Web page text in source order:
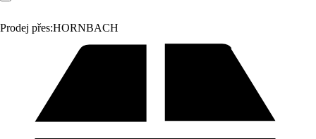
Prodej přes:HORNBACH